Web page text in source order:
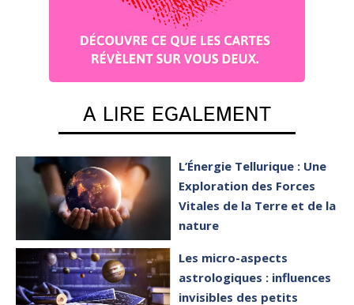
A LIRE EGALEMENT
L’Énergie Tellurique : Une
Exploration des Forces
Vitales de la Terre et de la
nature
Les micro-aspects
astrologiques : influences
invisibles des petits